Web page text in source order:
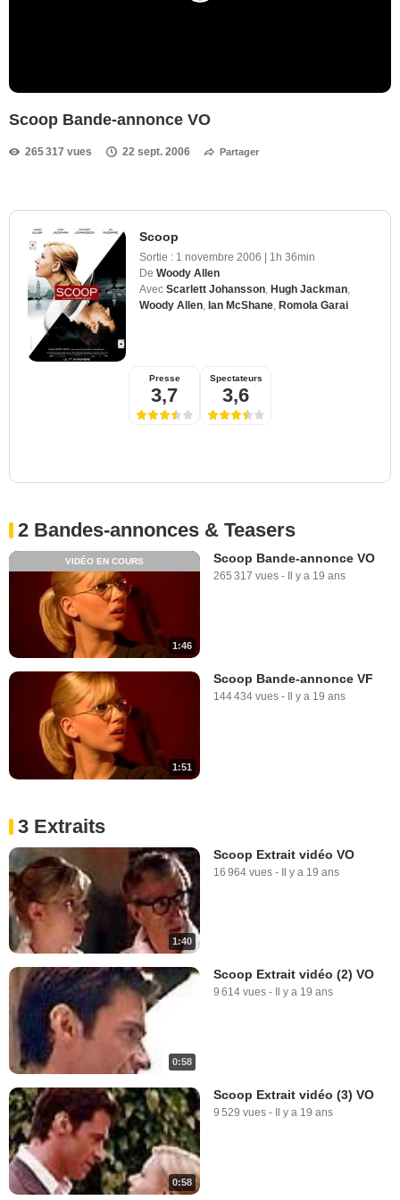
Scoop Bande-annonce VO
265 317 vues 22 sept. 2006 Partager
Scoop
Sortie : 1 novembre 2006 | 1h 36min
De Woody Allen
Avec Scarlett Johansson Hugh Jackman
Woody Allen Ian McShane Romola Garai
Presse
3,7
Spectateurs
3,6
2 Bandes-annonces & Teasers
1:46
VIDÉO EN COURS Scoop Bande-annonce VO
265 317 vues - Il y a 19 ans
1:51
Scoop Bande-annonce VF
144 434 vues - Il y a 19 ans
3 Extraits
1:40
Scoop Extrait vidéo VO
16 964 vues - Il y a 19 ans
0:58
Scoop Extrait vidéo (2) VO
9 614 vues - Il y a 19 ans
0:58
Scoop Extrait vidéo (3) VO
9 529 vues - Il y a 19 ans